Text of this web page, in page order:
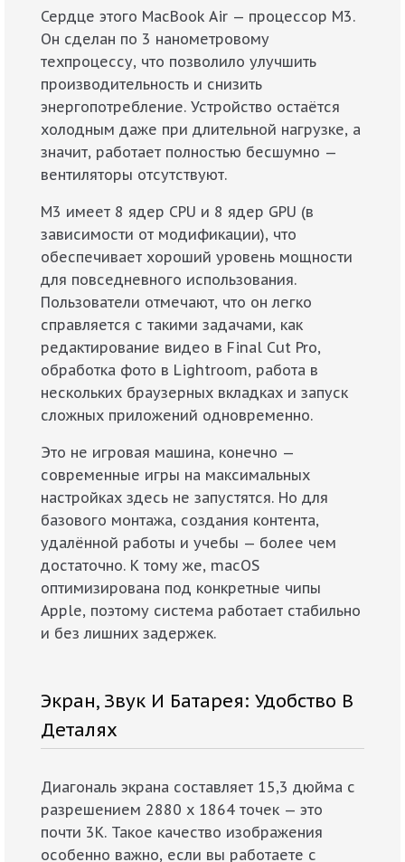
Сердце этого MacBook Air — процессор M3.
Он сделан по 3 нанометровому
техпроцессу, что позволило улучшить
производительность и снизить
энергопотребление. Устройство остаётся
холодным даже при длительной нагрузке, а
значит, работает полностью бесшумно —
вентиляторы отсутствуют.
M3 имеет 8 ядер CPU и 8 ядер GPU (в
зависимости от модификации), что
обеспечивает хороший уровень мощности
для повседневного использования.
Пользователи отмечают, что он легко
справляется с такими задачами, как
редактирование видео в Final Cut Pro,
обработка фото в Lightroom, работа в
нескольких браузерных вкладках и запуск
сложных приложений одновременно.
Это не игровая машина, конечно —
современные игры на максимальных
настройках здесь не запустятся. Но для
базового монтажа, создания контента,
удалённой работы и учебы — более чем
достаточно. К тому же, macOS
оптимизирована под конкретные чипы
Apple, поэтому система работает стабильно
и без лишних задержек.
Экран, Звук И Батарея: Удобство В
Деталях
Диагональ экрана составляет 15,3 дюйма с
разрешением 2880 x 1864 точек — это
почти 3К. Такое качество изображения
особенно важно, если вы работаете с